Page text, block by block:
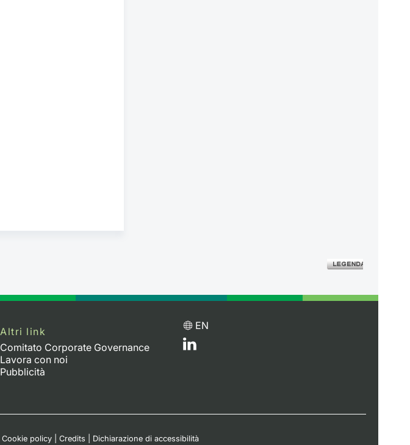
Altri link
Comitato Corporate Governance
Lavora con noi
Pubblicità
EN
Cookie policy Credits Dichiarazione di accessibilità